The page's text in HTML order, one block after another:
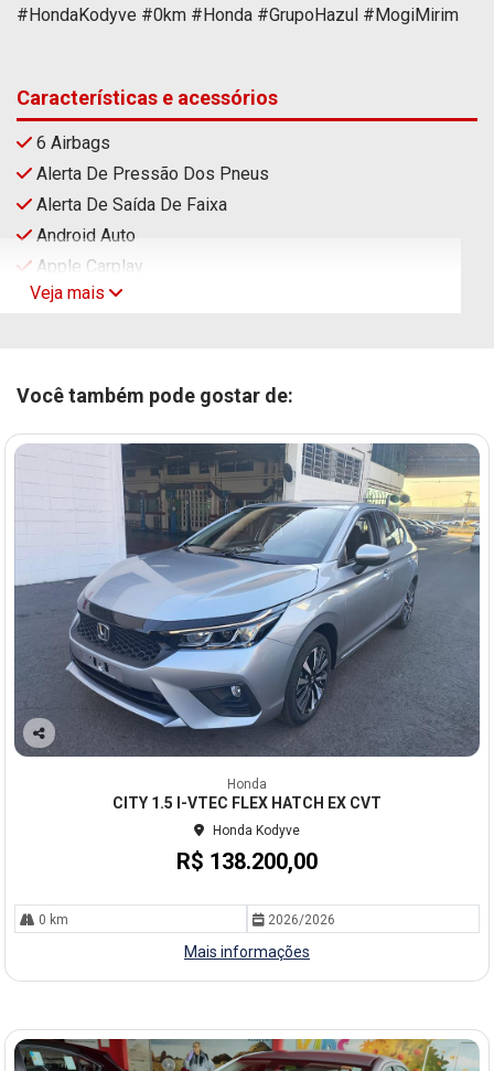
#HondaKodyve #0km #Honda #GrupoHazul #MogiMirim
Características e acessórios
6 Airbags
Alerta De Pressão Dos Pneus
Alerta De Saída De Faixa
Android Auto
Apple Carplay
Veja mais
Você também pode gostar de:
Co
Honda
CITY 1.5 I-VTEC FLEX HATCH EX CVT
Honda Kodyve
R$ 138.200,00
0 km 2026/2026
Mais informações